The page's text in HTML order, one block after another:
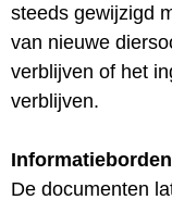
steeds gewijzigd
van nieuwe
verblijven of het
verblijven.
Informatieborden
De documenten